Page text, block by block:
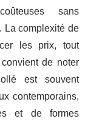
sans
La complexité de
les prix, tout
de noter
est souvent
contemporains,
et de formes